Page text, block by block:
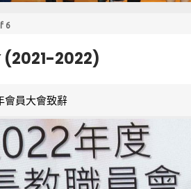
6
(2021-2022)
會員大會致辭